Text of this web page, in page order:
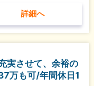
詳細へ
実させて、余裕の
万も可/年間休日1